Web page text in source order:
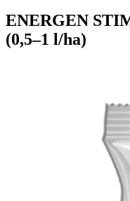
ENERGEN
(0,5–1 l/ha)